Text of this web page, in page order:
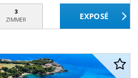
3
ZIMMER